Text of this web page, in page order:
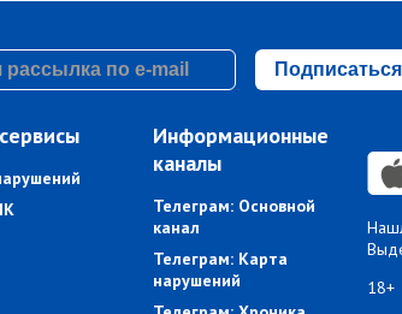
Подписаться
Информационные
каналы
Телеграм: Основной
канал
Телеграм: Карта
нарушений
18+